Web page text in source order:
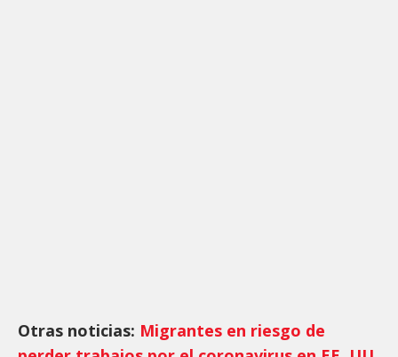
Otras noticias: Migrantes en riesgo de